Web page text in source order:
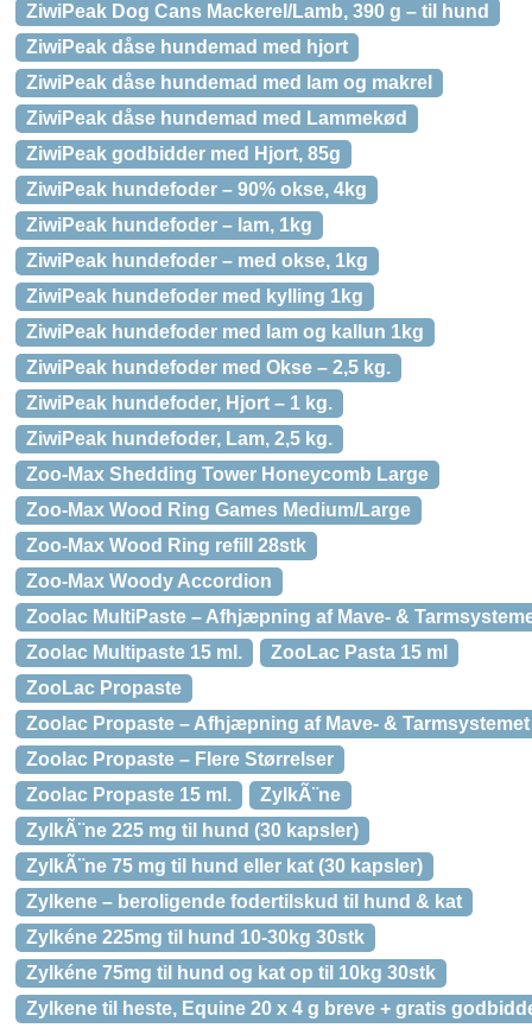
ZiwiPeak Dog Cans Mackerel/Lamb, 390 g – til hund
ZiwiPeak dåse hundemad med hjort
ZiwiPeak dåse hundemad med lam og makrel
ZiwiPeak dåse hundemad med Lammekød
ZiwiPeak godbidder med Hjort, 85g
ZiwiPeak hundefoder – 90% okse, 4kg
ZiwiPeak hundefoder – lam, 1kg
ZiwiPeak hundefoder – med okse, 1kg
ZiwiPeak hundefoder med kylling 1kg
ZiwiPeak hundefoder med lam og kallun 1kg
ZiwiPeak hundefoder med Okse – 2,5 kg.
ZiwiPeak hundefoder, Hjort – 1 kg.
ZiwiPeak hundefoder, Lam, 2,5 kg.
Zoo-Max Shedding Tower Honeycomb Large
Zoo-Max Wood Ring Games Medium/Large
Zoo-Max Wood Ring refill 28stk
Zoo-Max Woody Accordion
Zoolac MultiPaste – Afhjæpning af Mave- &
Zoolac Multipaste 15 ml.
ZooLac Pasta 15 ml
ZooLac Propaste
Zoolac Propaste – Afhjæpning af Mave- & Tarmsystemet
Zoolac Propaste – Flere Størrelser
Zoolac Propaste 15 ml.
ZylkÃ¨ne
ZylkÃ¨ne 225 mg til hund (30 kapsler)
ZylkÃ¨ne 75 mg til hund eller kat (30 kapsler)
Zylkene – beroligende fodertilskud til hund & kat
Zylkéne 225mg til hund 10-30kg 30stk
Zylkéne 75mg til hund og kat op til 10kg 30stk
Zylkene til heste, Equine 20 x 4 g breve + gratis